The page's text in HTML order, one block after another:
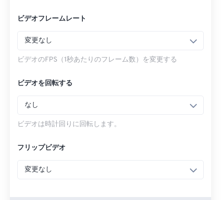
ビデオフレームレート
変更なし
ビデオのFPS（1秒あたりのフレーム数）を変更する
ビデオを回転する
なし
ビデオは時計回りに回転します。
フリップビデオ
変更なし